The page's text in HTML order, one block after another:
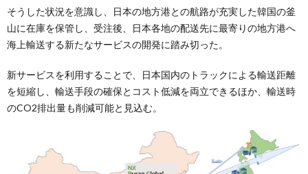
そうした状況を意識し、日本の地方港との航路が充実した韓国の釜
山に在庫を保管し、受注後、日本各地の配送先に最寄りの地方港へ
海上輸送する新たなサービスの開発に踏み切った。
新サービスを利用することで、日本国内のトラックによる輸送距離
を短縮し、輸送手段の確保とコスト低減を両立できるほか、輸送時
のCO2排出量も削減可能と見込む。